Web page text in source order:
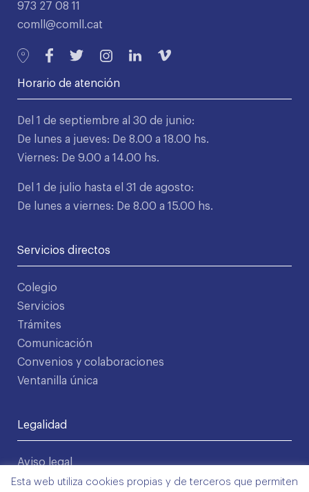
973 27 08 11
comll@comll.cat
Horario de atención
Del 1 de septiembre al 30 de junio:
De lunes a jueves: De 8.00 a 18.00 hs.
Viernes: De 9.00 a 14.00 hs.
Del 1 de julio hasta el 31 de agosto:
De lunes a viernes: De 8.00 a 15.00 hs.
Servicios directos
Colegio
Servicios
Trámites
Comunicación
Convenios y colaboraciones
Ventanilla única
Legalidad
Aviso legal
Política de privacidad
Esta web utiliza cookies propias y de terceros que permiten